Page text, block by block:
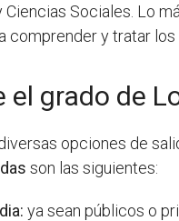
Sociales. Lo
y tratar
el grado de
opciones de
son las siguientes:
ya sean públicos o